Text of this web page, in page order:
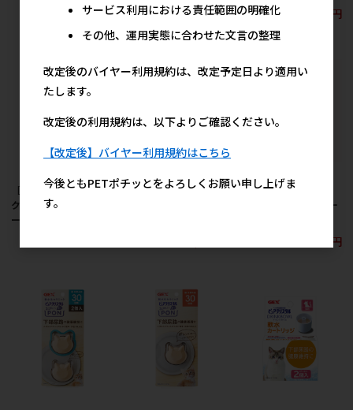
参考上代
1,890円
［ジェックス］ピュア
クリスタル プラス チュ
ーリップ
［ジェックス］ピュア
［ジェックス］ピュア
クリスタル プラス リー
640円
サービス利用における責任範囲の明確化
その他、運用実態に合わせた文言の整理
改定後のバイヤー利用規約は、改定予定日より適用い
たします。
改定後の利用規約は、以下よりご確認ください。
【改定後】バイヤー利用規約はこちら
今後ともPETポチッとをよろしくお願い申し上げま
す。